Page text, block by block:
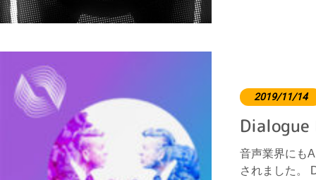
2019/11/14
音声業界にも
されました。